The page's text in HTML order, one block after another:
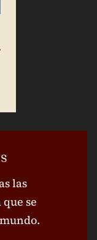
las
se